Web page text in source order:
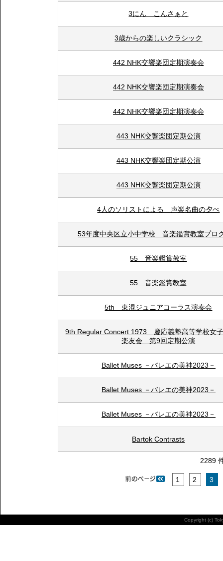
3にん こんさぁと
3歳からの楽しいクラシック
442 NHK交響楽団定期演奏会
442 NHK交響楽団定期演奏会
442 NHK交響楽団定期演奏会
443 NHK交響楽団定期公演
443 NHK交響楽団定期公演
443 NHK交響楽団定期公演
4人のソリストによる 声楽名曲の夕べ
53年度中央区立小中学校 音楽鑑賞教室プロ
55 音楽鑑賞教室
55 音楽鑑賞教室
5th 東混ジュニアコーラス演奏会
9th Regular Concert 1973 慶応義塾高等学校女
楽友会 第9回定期公演
Ballet Muses －バレエの美神2023－
Ballet Muses －バレエの美神2023－
Ballet Muses －バレエの美神2023－
Bartok Contrasts
2289
1 2 3
Copyright (c)